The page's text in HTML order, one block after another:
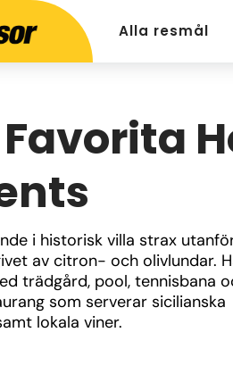
Alla resmål
i historisk villa strax
av citron- och olivlundar.
trädgård, pool, tennisbana
som serverar sicilianska
lokala viner.